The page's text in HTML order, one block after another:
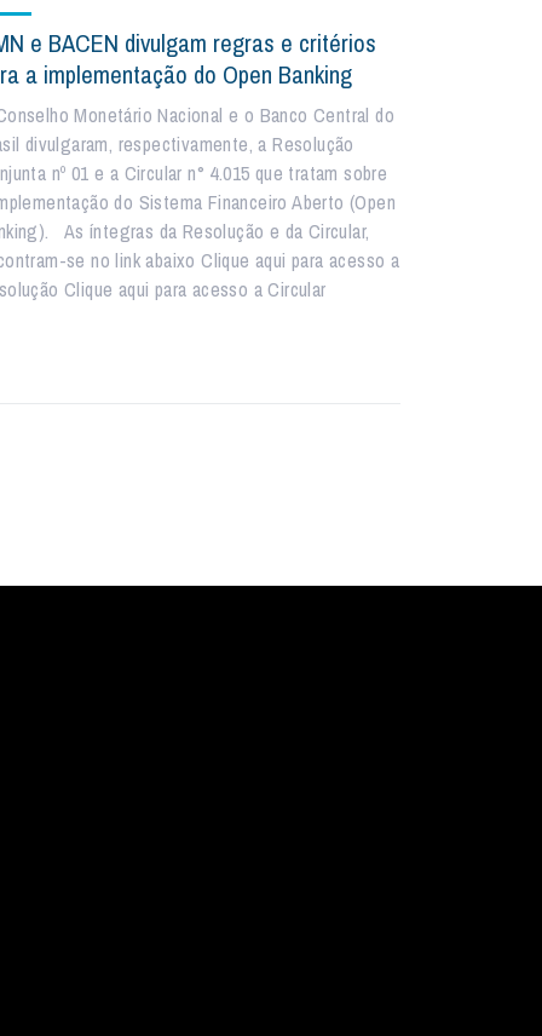
e BACEN divulgam regras e critérios
a implementação do Open Banking
Monetário Nacional e o Banco Central do
divulgaram, respectivamente, a Resolução
nº 01 e a Circular n° 4.015 que tratam sobre
do Sistema Financeiro Aberto (Open
As íntegras da Resolução e da Circular,
se no link abaixo Clique aqui para acesso a
Clique aqui para acesso a Circular